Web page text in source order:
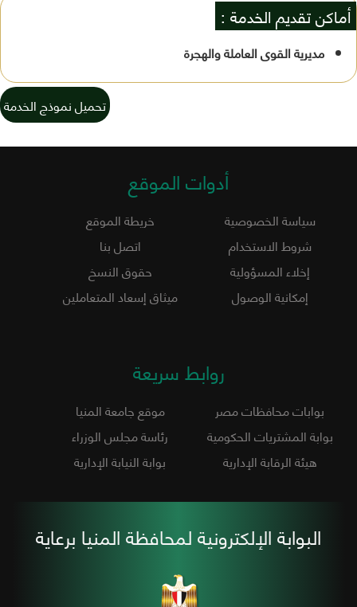
أماكن تقديم الخدمة :
مديرية القوى العاملة والهجرة
تحميل نموذج الخدمة
أدوات الموقع
سياسة الخصوصية
خريطة الموقع
شروط الاستخدام
اتصل بنا
إخلاء المسؤولية
حقوق النسخ
إمكانية الوصول
ميثاق إسعاد المتعاملين
روابط سريعة
بوابات محافظات مصر
موقع جامعة المنيا
بوابة المشتريات الحكومية
رئاسة مجلس الوزراء
هيئة الرقابة الإدارية
بوابة النيابة الإدارية
البوابة الإلكترونية لمحافظة المنيا برعاية